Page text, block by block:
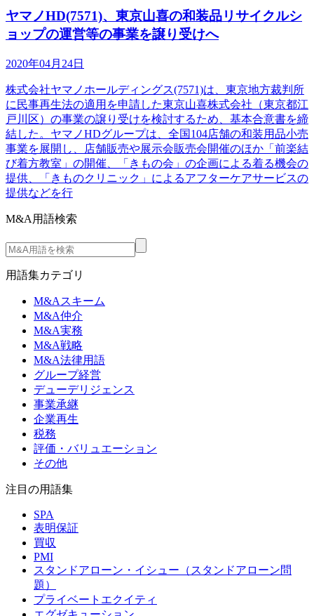
ヤマノHD(7571)、東京山喜の和装品リサイクルシ
ョップの運営等の事業を譲り受けへ
2020年04月24日
株式会社ヤマノホールディングス(7571)は、東京地方裁判所
に民事再生法の適用を申請した東京山喜株式会社（東京都江
戸川区）の事業の譲り受けを検討するため、基本合意書を締
結した。ヤマノHDグループは、全国104店舗の和装用品小売
事業を展開し、店舗販売や展示会販売会開催のほか「前楽結
び着方教室」の開催、「きもの会」の企画による着る機会の
提供、「きものクリニック」によるアフターケアサービスの
提供などを行
M&A用語検索
用語集カテゴリ
M&Aスキーム
M&A仲介
M&A実務
M&A戦略
M&A法律用語
グループ経営
デューデリジェンス
事業承継
企業再生
税務
評価・バリュエーション
その他
注目の用語集
SPA
表明保証
買収
PMI
スタンドアローン・イシュー（スタンドアローン問
題）
プライベートエクイティ